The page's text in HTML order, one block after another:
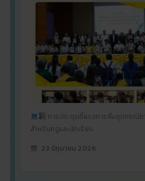
การประชุมชี้แจงการยืมอุปกรณ์ก
สำหรับครูและนักเรียน
23 มิถุนายน 2026